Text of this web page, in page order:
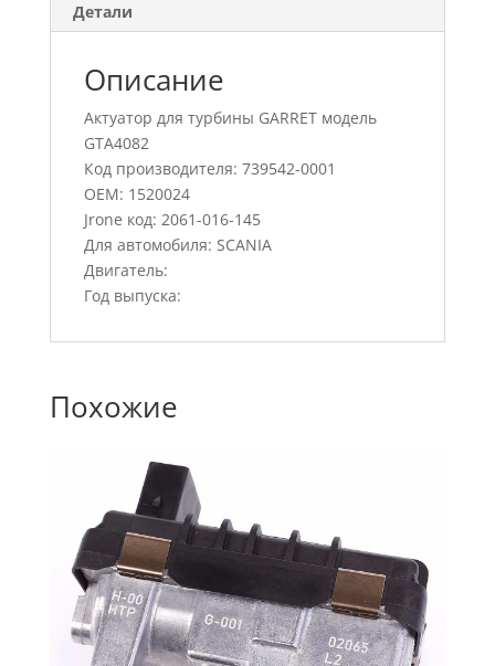
Детали
Описание
Актуатор для турбины GARRET модель
GTA4082
Код производителя: 739542-0001
OEM: 1520024
Jrone код: 2061-016-145
Для автомобиля: SCANIA
Двигатель:
Год выпуска:
Похожие